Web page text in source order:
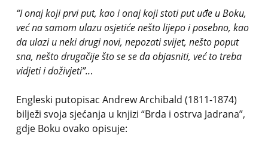
“I onaj kojiprvi put, kao i onaj koji stoti put uđe u Boku,
već na samom ulazu osjetiće nešto lijepo i posebno, kao
da ulazi u neki drugi novi, nepozati svijet, nešto poput
sna, nešto drugačije što se se da objasniti, već to treba
vidjeti i doživjeti”...
Engleski putopisac Andrew Archibald (1811-1874)
bilježi svoja sjećanja u knjizi “Brda i ostrva Jadrana”,
gdje Boku ovako opisuje: